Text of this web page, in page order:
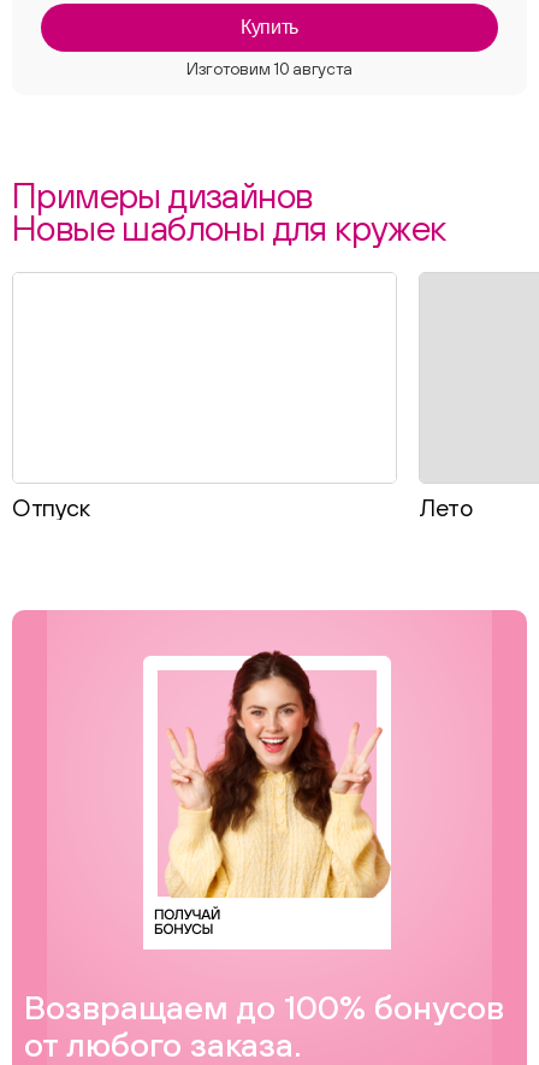
Купить
Примеры дизайнов
Новые шаблоны для кружек
Отпуск Лето
Возвращаем до 100% бонусов
от любого заказа.